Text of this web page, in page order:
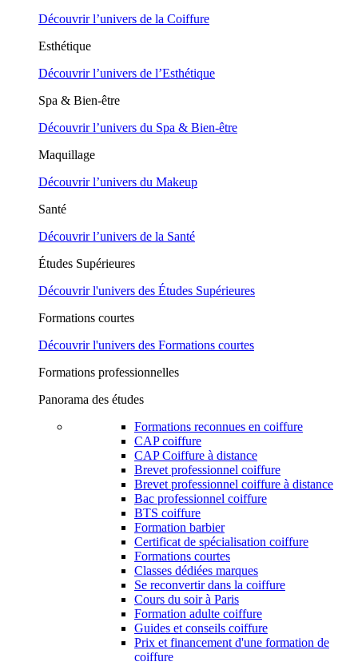
Découvrir l’univers de la Coiffure
Esthétique
Découvrir l’univers de l’Esthétique
Spa & Bien-être
Découvrir l’univers du Spa & Bien-être
Maquillage
Découvrir l’univers du Makeup
Santé
Découvrir l’univers de la Santé
Études Supérieures
Découvrir l'univers des Études Supérieures
Formations courtes
Découvrir l'univers des Formations courtes
Formations professionnelles
Panorama des études
Formations reconnues en coiffure
CAP coiffure
CAP Coiffure à distance
Brevet professionnel coiffure
Brevet professionnel coiffure à distance
Bac professionnel coiffure
BTS coiffure
Formation barbier
Certificat de spécialisation coiffure
Formations courtes
Classes dédiées marques
Se reconvertir dans la coiffure
Cours du soir à Paris
Formation adulte coiffure
Guides et conseils coiffure
Prix et financement d'une formation de
coiffure